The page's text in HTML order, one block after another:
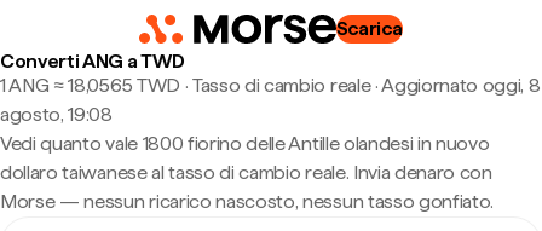
Scarica
Converti ANG a TWD
1 ANG ≈ 18,0565 TWD · Tasso di cambio reale·Aggiornato oggi, 8
agosto, 19:08
Vedi quanto vale 1800 fiorino delle Antille olandesi in nuovo
dollaro taiwanese al tasso di cambio reale. Invia denaro con
Morse — nessun ricarico nascosto, nessun tasso gonfiato.